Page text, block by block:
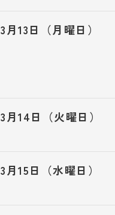
3月13日（月曜日）
3月14日（火曜日）
3月15日（水曜日）